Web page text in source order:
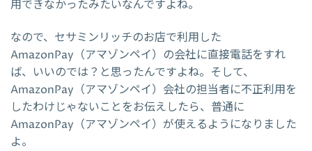
用できなかったみたいなんですよね。
なので、セサミンリッチのお店で利用した
AmazonPay（アマゾンペイ）の会社に直接電話をすれ
ば、いいのでは？と思ったんですよね。そして、
AmazonPay（アマゾンペイ）会社の担当者に不正利用を
したわけじゃないことをお伝えしたら、普通に
AmazonPay（アマゾンペイ）が使えるようになりました
よ。